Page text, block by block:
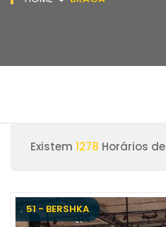
Existem 1278 Horários
51 - BERSHKA